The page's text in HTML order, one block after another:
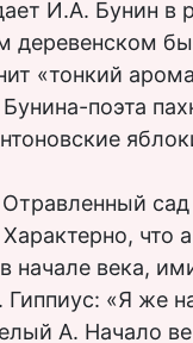
И.А. Бунин в
деревенском
«тонкий
поэта
что
начале века,
Гиппиус: «Я же
А. Начало